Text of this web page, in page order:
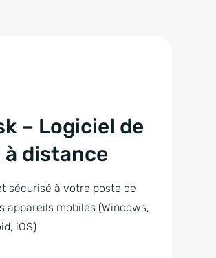
– Logiciel de
à distance
sécurisé à votre poste de
appareils mobiles (Windows,
iOS)